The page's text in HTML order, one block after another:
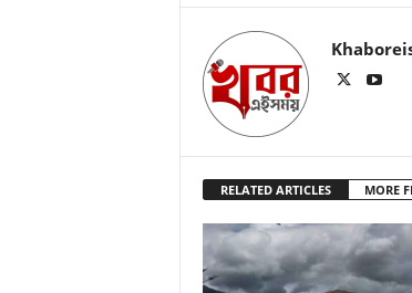
RELATED ARTICLES MORE